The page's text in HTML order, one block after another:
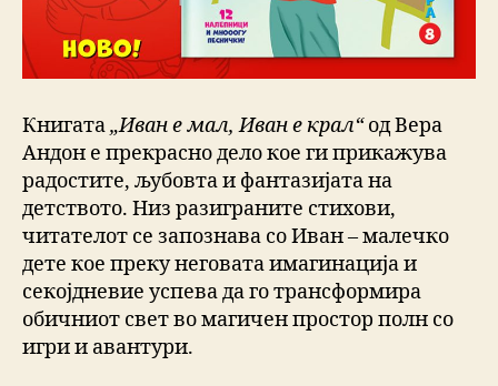
Книгата„Иван е мал, Иван е крал“од Вера
Андон е прекрасно дело кое ги прикажува
радостите, љубовта и фантазијата на
детството. Низ разиграните стихови,
читателот се запознава со Иван – малечко
дете кое преку неговата имагинација и
секојдневие успева да го трансформира
обичниот свет во магичен простор полн со
игри и авантури.